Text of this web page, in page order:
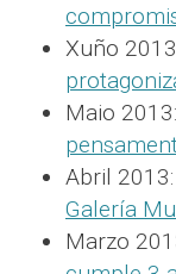
Xuño
Maio 2013:
Abril 2013:
Galería
Marzo